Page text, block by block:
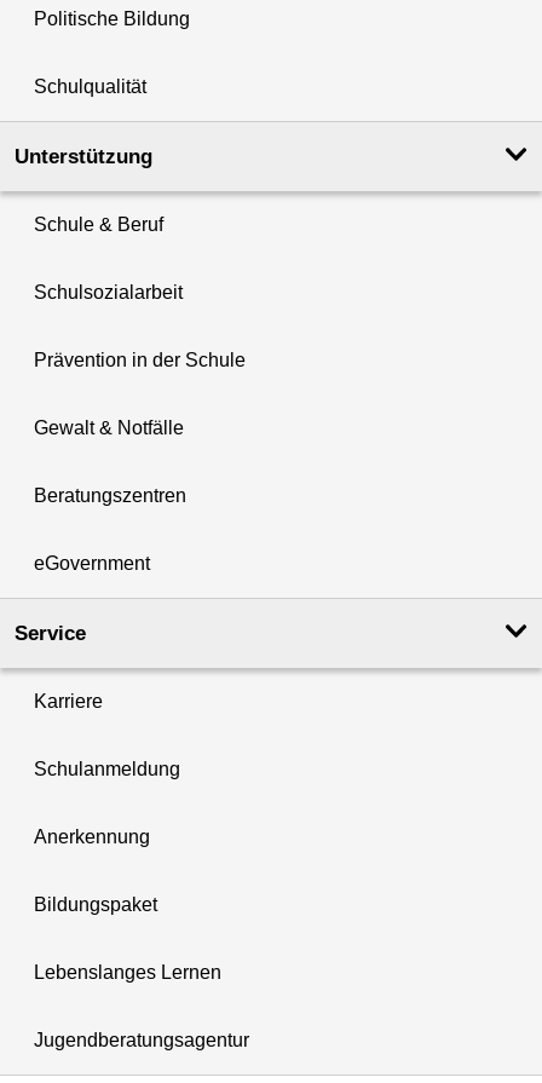
Politische Bildung
Schulqualität
Unterstützung
Schule & Beruf
Schulsozialarbeit
Prävention in der Schule
Gewalt & Notfälle
Beratungszentren
eGovernment
Service
Karriere
Schulanmeldung
Anerkennung
Bildungspaket
Lebenslanges Lernen
Jugendberatungsagentur